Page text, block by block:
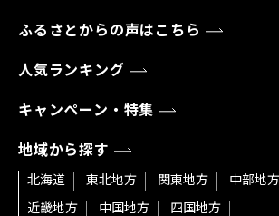
ふるさとからの声はこちら
人気ランキング
キャンペーン・特集
地域から探す
北海道 東北地方 関東地方
中部地方
近畿地方
中国地方
四国地方